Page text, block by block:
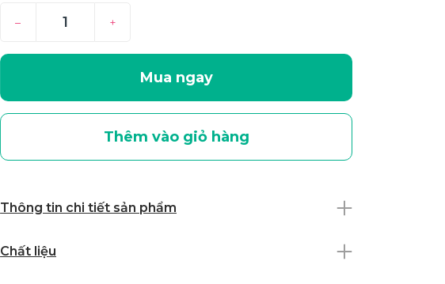
– +
Mua ngay
Thêm vào giỏ hàng
Thông tin chi tiết sản phẩm
Chất liệu